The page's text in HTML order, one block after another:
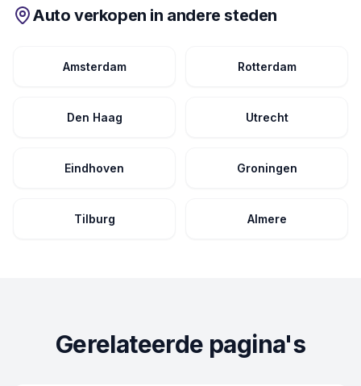
Auto verkopen in andere steden
Amsterdam Rotterdam
Den Haag Utrecht
Eindhoven Groningen
Tilburg Almere
Gerelateerde pagina's